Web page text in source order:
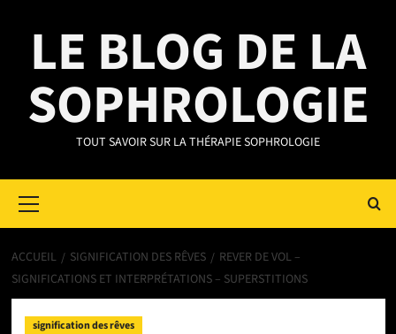
LE BLOG DE LA
SOPHROLOGIE
TOUT SAVOIR SUR LA THÉRAPIE SOPHROLOGIE
Menu
ACCUEIL SIGNIFICATION DES RÊVES
REVER DE VOL –
SIGNIFICATIONS ET INTERPRÉTATIONS – SUPERSTITIONS
signification des rêves